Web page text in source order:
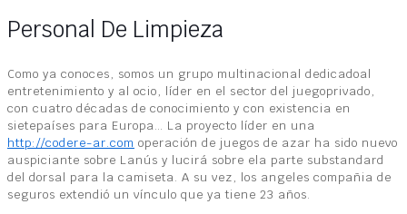
Personal De Limpieza
Como ya conoces, somos un grupo multinacional dedicadoal
entretenimiento y al ocio, líder en el sector del juegoprivado,
con cuatro décadas de conocimiento y con existencia en
sietepaíses para Europa… La proyecto líder en una
http://codere-ar.com operación de juegos de azar ha sido nuevo
auspiciante sobre Lanús y lucirá sobre ela parte substandard
del dorsal para la camiseta. A su vez, los angeles compañia de
seguros extendió un vínculo que ya tiene 23 años.